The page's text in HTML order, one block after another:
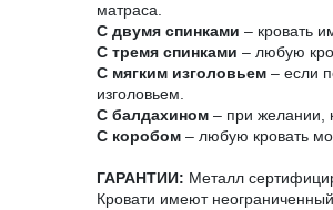
матраса.
С двумя спинками – кровать
С тремя спинками – любую
С мягким изголовьем – если
изголовьем.
С балдахином – при желании,
С коробом – любую кровать
ГАРАНТИИ: Металл
Кровати имеют